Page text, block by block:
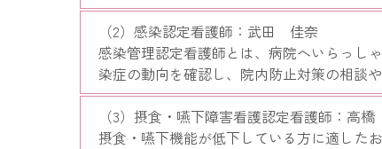
（2）感染認定看護師：武田 佳奈
感染管理認定看護師とは、病院へいらっし
染症の動向を確認し、院内防止対策の相談
（3）摂食・嚥下障害看護認定看護師：高
摂食・嚥下機能が低下している方に適した